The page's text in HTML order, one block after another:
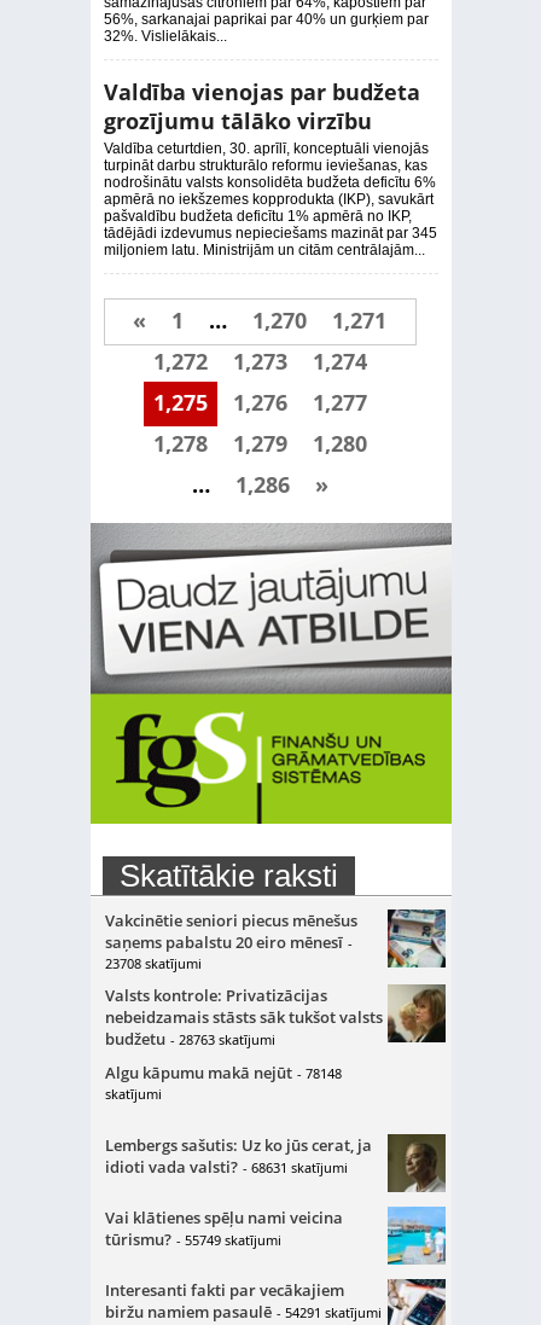
56%, sarkanajai paprikai par 40% un gurķiem par
32%. Vislielākais...
Valdība vienojas par budžeta
grozījumu tālāko virzību
Valdība ceturtdien, 30. aprīlī, konceptuāli vienojās
turpināt darbu strukturālo reformu ieviešanas, kas
nodrošinātu valsts konsolidēta budžeta deficītu 6%
apmērā no iekšzemes kopprodukta (IKP), savukārt
pašvaldību budžeta deficītu 1% apmērā no IKP,
tādējādi izdevumus nepieciešams mazināt par 345
miljoniem latu. Ministrijām un citām centrālajām...
« 1 … 1,270
1,271
1,272
1,273
1,274
1,275
1,276
1,277
1,278
1,279
1,280
…
1,286 »
Skatītākie raksti
Vakcinētie seniori piecus mēnešus
saņems pabalstu 20 eiro mēnesī -
23708 skatījumi
Valsts kontrole: Privatizācijas
nebeidzamais stāsts sāk tukšot valsts
budžetu - 28763 skatījumi
Algu kāpumu makā nejūt - 78148
skatījumi
Lembergs sašutis: Uz ko jūs cerat, ja
idioti vada valsti? - 68631 skatījumi
Vai klātienes spēļu nami veicina
tūrismu? - 55749 skatījumi
Interesanti fakti par vecākajiem
biržu namiem pasaulē - 54291 skatījumi